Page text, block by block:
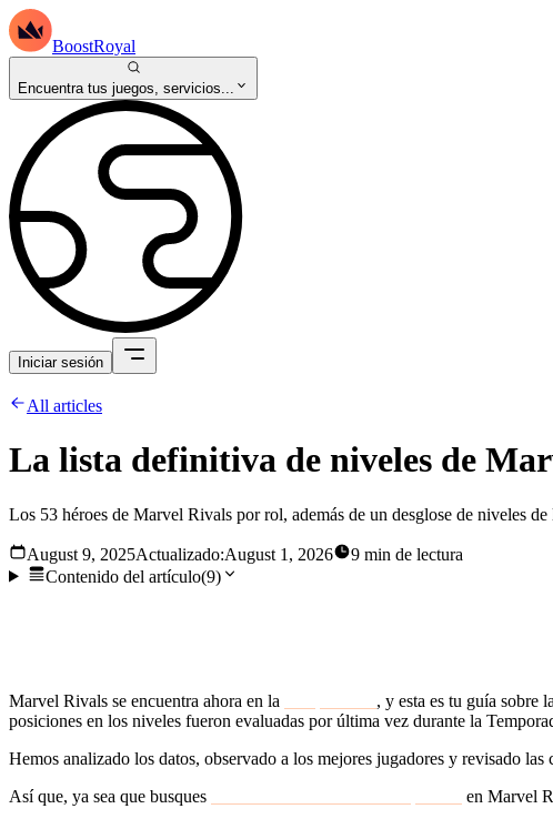
BoostRoyal
Encuentra tus juegos, servicios...
Iniciar sesión
All articles
La lista definitiva de niveles de
Los 53 héroes de Marvel Rivals por rol, además de un desglose de niveles
August 9, 2025Actualizado:August 1, 2026
9 min de lectura
Contenido del artículo(9)
Marvel Rivals se encuentra ahora en la
, y esta es tu guía sobre
posiciones en los niveles fueron evaluadas por última vez durante la
Hemos analizado los datos, observado a los mejores jugadores y revisado
Así que, ya sea que busques
en Marvel